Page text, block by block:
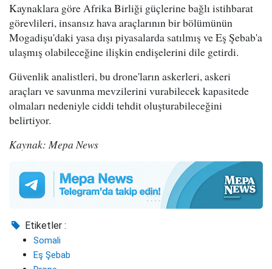
Kaynaklara göre Afrika Birliği güçlerine bağlı istihbarat
görevlileri, insansız hava araçlarının bir bölümünün
Mogadişu'daki yasa dışı piyasalarda satılmış ve Eş Şebab'a
ulaşmış olabileceğine ilişkin endişelerini dile getirdi.
Güvenlik analistleri, bu drone'ların askerleri, askeri
araçları ve savunma mevzilerini vurabilecek kapasitede
olmaları nedeniyle ciddi tehdit oluşturabileceğini
belirtiyor.
Kaynak: Mepa News
Etiketler :
Somali
Eş Şebab